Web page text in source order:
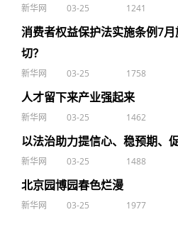
新华网 03-25 1241
消费者权益保护法实施条例7
切？
新华网 03-25 1758
人才留下来产业强起来
新华网 03-25 1462
以法治助力提信心、稳预期、
新华网 03-25 1488
北京园博园春色烂漫
新华网 03-25 1977